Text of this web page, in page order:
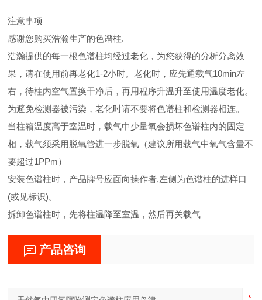
注意事项
感谢您购买浩瀚生产的色谱柱.
浩瀚提供的每一根色谱柱均经过老化，为您获得的分析分离效
果，请在使用前再老化1-2小时。老化时，应先通载气10min左
右，待柱内空气置换干净后，再用程序升温升至使用温度老化。
为避免检测器被污染，老化时请不要将色谱柱和检测器相连。
当柱箱温度高于室温时，载气中少量氧会损坏色谱柱内的固定
相，载气须采用脱氧管进一步脱氧（建议所用载气中氧气含量不
要超过1PPm）
安装色谱柱时，产品牌号应面向操作者,左侧为色谱柱的进样口
(或见标识)。
拆卸色谱柱时，先将柱温降至室温，然后再关载气
产品咨询